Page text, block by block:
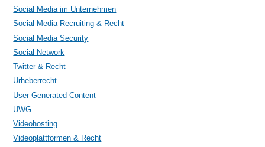
Social Media im Unternehmen
Social Media Recruiting & Recht
Social Media Security
Social Network
Twitter & Recht
Urheberrecht
User Generated Content
UWG
Videohosting
Videoplattformen & Recht